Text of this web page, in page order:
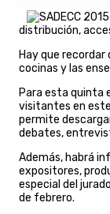
distribución,
Hay que recordar
cocinas y las
Para esta quinta
visitantes en
permite
debates,
Además, habrá
expositores,
especial del
de febrero.